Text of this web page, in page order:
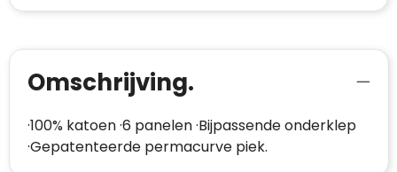
Omschrijving.
·100% katoen ·6 panelen ·Bijpassende onderklep
·Gepatenteerde permacurve piek.